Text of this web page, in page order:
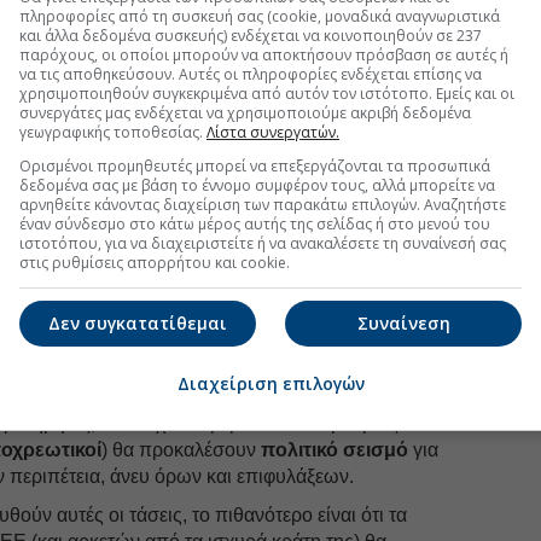
που ασκεί την εξουσία έχει χάσει πάνω
ενώ στις σφυγμομετρήσεις το εθνικιστικόAfDείτε
Μερτς είτε έρχεται πρώτο.
Ντόναλντ Τουσκεμφανίζεται πλέον να χάνει την
Βρετανία οιΕργατικοίέπεσαν στο 19%,
14 μήνες. Το κόμμα του Φάρατζ, έχει εκτοξευθεί
(Αυστρία, Ουγγαρία, Τσεχία, Σλοβακία,
κόμματα είτε είναι πρώτα σε απήχηση είτε έχουν την
οι δημοσκοπήσεις φέρνουν πλέον πρώτο-για
κόμμαChega. Στην Ολλανδία, το κόμμα του
θέση, ενώ στο Βέλγιο τα εθνικιστικά κόμματα
θέσεις και την πρωθυπουργία.
κατάσταση στο μέτωπο της Ουκρανίας, όπως
είναι σχεδόν βέβαιο ότι οι όροι μιας
) θα προκαλέσουνπολιτικό σεισμό για
περιπέτεια, άνευ όρων και επιφυλάξεων.
αυτές οι τάσεις, το πιθανότερο είναι ότι τα
πληροφορίες από τη συσκευή σας (cookie, μοναδικά αναγνωριστικά
και άλλα δεδομένα συσκευής) ενδέχεται να κοινοποιηθούν σε 237
παρόχους, οι οποίοι μπορούν να αποκτήσουν πρόσβαση σε αυτές ή
να τις αποθηκεύσουν. Αυτές οι πληροφορίες ενδέχεται επίσης να
χρησιμοποιηθούν συγκεκριμένα από αυτόν τον ιστότοπο. Εμείς και οι
συνεργάτες μας ενδέχεται να χρησιμοποιούμε ακριβή δεδομένα
γεωγραφικής τοποθεσίας. Λίστα συνεργατών.
Ορισμένοι προμηθευτές μπορεί να επεξεργάζονται τα προσωπικά
δεδομένα σας με βάση το έννομο συμφέρον τους, αλλά μπορείτε να
αρνηθείτε κάνοντας διαχείριση των παρακάτω επιλογών. Αναζητήστε
έναν σύνδεσμο στο κάτω μέρος αυτής της σελίδας ή στο μενού του
ιστοτόπου, για να διαχειριστείτε ή να ανακαλέσετε τη συναίνεσή σας
στις ρυθμίσεις απορρήτου και cookie.
Συναίνεση
Δεν συγκατατίθεμαι
Διαχείριση επιλογών